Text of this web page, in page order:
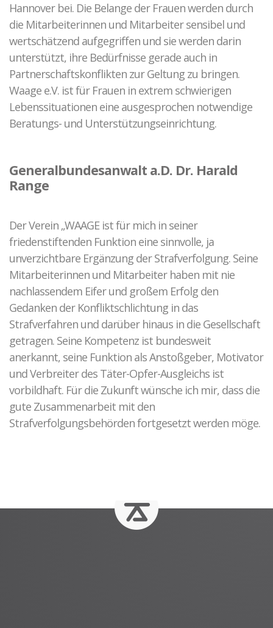
Hannover bei. Die Belange der Frauen werden durch
die Mitarbeiterinnen und Mitarbeiter sensibel und
wertschätzend aufgegriffen und sie werden darin
unterstützt, ihre Bedürfnisse gerade auch in
Partnerschaftskonflikten zur Geltung zu bringen.
Waage e.V. ist für Frauen in extrem schwierigen
Lebenssituationen eine ausgesprochen notwendige
Beratungs- und Unterstützungseinrichtung.
Generalbundesanwalt a.D. Dr. Harald
Range
Der Verein „WAAGE ist für mich in seiner
friedenstiftenden Funktion eine sinnvolle, ja
unverzichtbare Ergänzung der Strafverfolgung. Seine
Mitarbeiterinnen und Mitarbeiter haben mit nie
nachlassendem Eifer und großem Erfolg den
Gedanken der Konfliktschlichtung in das
Strafverfahren und darüber hinaus in die Gesellschaft
getragen. Seine Kompetenz ist bundesweit
anerkannt, seine Funktion als Anstoßgeber, Motivator
und Verbreiter des Täter-Opfer-Ausgleichs ist
vorbildhaft. Für die Zukunft wünsche ich mir, dass die
gute Zusammenarbeit mit den
Strafverfolgungsbehörden fortgesetzt werden möge.